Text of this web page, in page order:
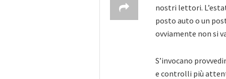
nostri lettori.
posto auto o un
ovviamente non si
S’invocano
e controlli più